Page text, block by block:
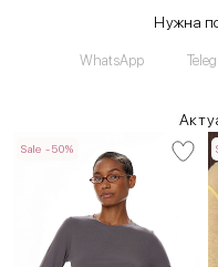
Нужна
WhatsApp
Sale -50%